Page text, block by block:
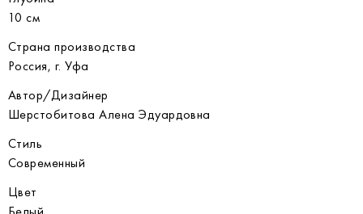
10 см
Страна производства
Россия, г. Уфа
Автор/Дизайнер
Шерстобитова Алена Эдуардовна
Стиль
Современный
Цвет